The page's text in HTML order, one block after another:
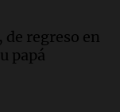
a
familia
de regreso en
papá